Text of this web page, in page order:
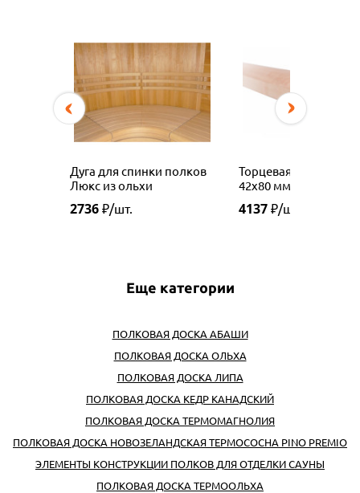
Дуга для спинки полков
Люкс из ольхи
2736₽/шт.
Торцевая планка,
42х80 мм
4137₽/шт.
Еще категории
ПОЛКОВАЯ ДОСКА АБАШИ
ПОЛКОВАЯ ДОСКА ОЛЬХА
ПОЛКОВАЯ ДОСКА ЛИПА
ПОЛКОВАЯ ДОСКА КЕДР КАНАДСКИЙ
ПОЛКОВАЯ ДОСКА ТЕРМОМАГНОЛИЯ
ПОЛКОВАЯ ДОСКА НОВОЗЕЛАНДСКАЯ ТЕРМОСОСНА PINO PREMIO
ЭЛЕМЕНТЫ КОНСТРУКЦИИ ПОЛКОВ ДЛЯ ОТДЕЛКИ САУНЫ
ПОЛКОВАЯ ДОСКА ТЕРМООЛЬХА